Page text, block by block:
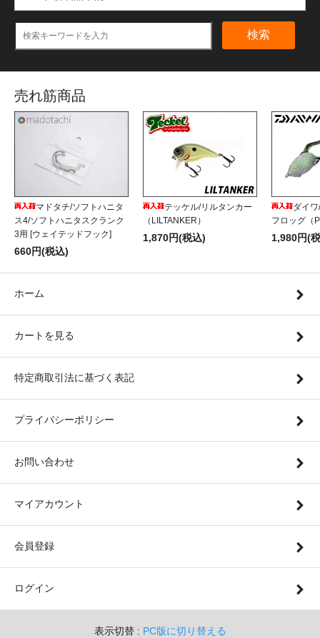
検索
売れ筋商品
マドタチ/ソフトハニタ
ス4/ソフトハニタスクランク
3用 [ウェイテッドフック]
660円(税込)
テッケル/リルタンカー
（LILTANKER）
1,870円(税込)
ダイ
フロッグ（
1,980円(
ホーム
カートを見る
特定商取引法に基づく表記
プライバシーポリシー
お問い合わせ
マイアカウント
会員登録
ログイン
表示切替 : PC版に切り替える